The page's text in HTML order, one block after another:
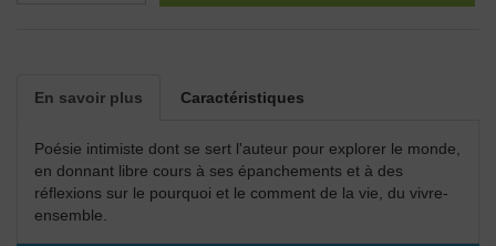
En savoir plus Caractéristiques
Poésie intimiste dont se sert l'auteur pour explorer le monde,
en donnant libre cours à ses épanchements et à des
réflexions sur le pourquoi et le comment de la vie, du vivre-
ensemble.